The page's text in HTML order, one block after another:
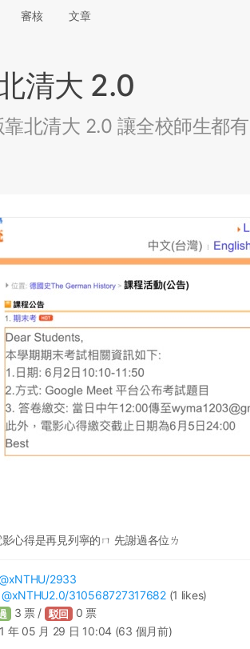
審核 文章
清大 2.0
靠北清大 2.0 讓全校師生都
心得是再見列寧的ㄇ 先謝過各位ㄌ
xNTHU/2933
@xNTHU2.0/310568727317682 (1 likes)
3 票 / 駁回 0 票
年 05 月 29 日 10:04 (63 個月前)